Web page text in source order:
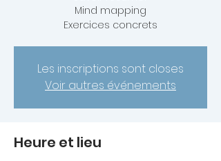
Mind mapping
Exercices concrets
Les inscriptions sont closes
Voir autres événements
Heure et lieu